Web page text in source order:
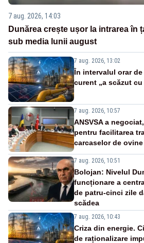
7 aug. 2026, 14:03
Dunărea crește ușor la intrarea în
sub media lunii august
7 aug. 2026, 13:02
În intervalul orar
curent „a scăzut cu
7 aug. 2026, 10:57
ANSVSA a
pentru facilitarea
carcaselor de
7 aug. 2026, 10:51
Bolojan: Nivelul
funcționare a
de patru-cinci zile
scădea
7 aug. 2026, 10:43
Criza din energie.
de raționalizare